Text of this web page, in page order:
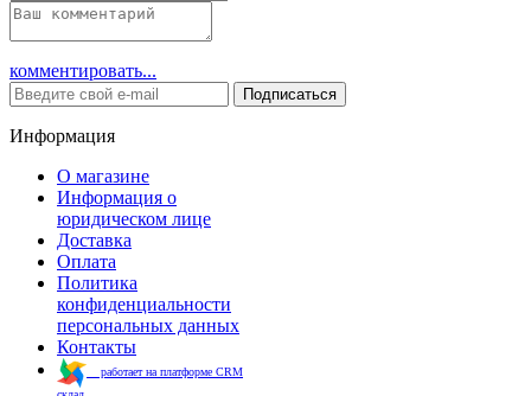
комментировать...
Подписаться
Информация
О магазине
Информация о
юридическом лице
Доставка
Оплата
Политика
конфиденциальности
персональных данных
Контакты
работает на платформе CRM